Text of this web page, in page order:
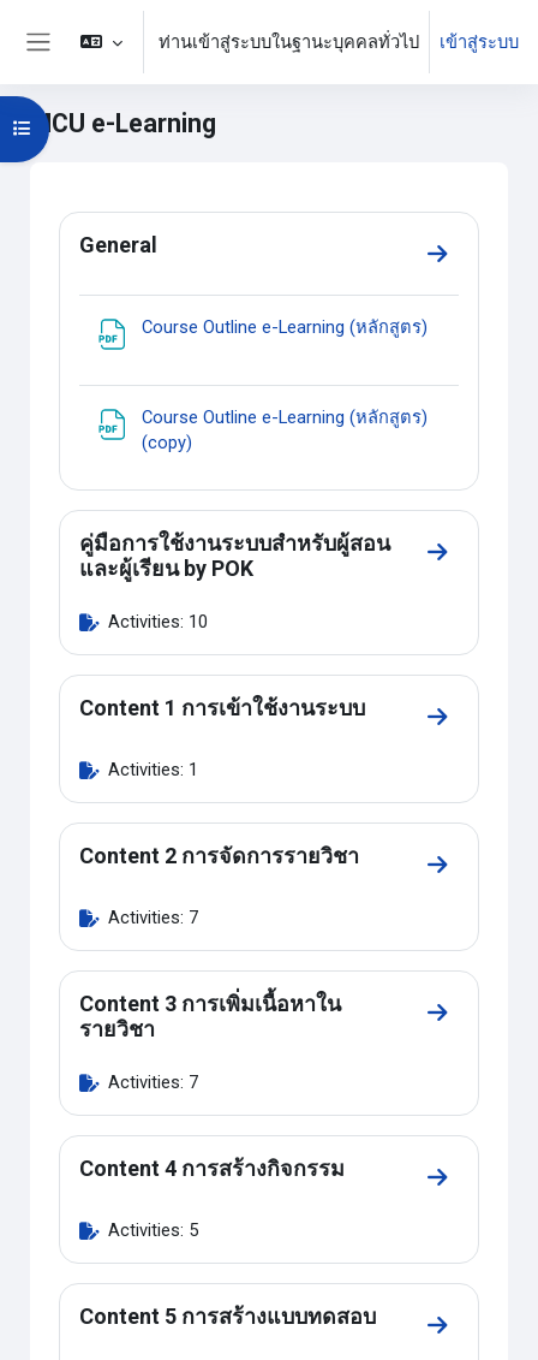
ข้ามไปที่เนื้อหาหลัก
ท่านเข้าสู่ระบบในฐานะบุคคลทั่วไป เข้าสู่ระบบ
MCU e-Learning
บล็อค
Open course index
Section outline
General
Go to
Course Outline e-Learning (หลักสูตร)
Course Outline e-Learning (หลักสูตร)
(copy)
คู่มือการใช้งานระบบสำหรับผู้สอน
และผู้เรียน by POK
Go to
Activities: 10
Content 1 การเข้าใช้งานระบบ
Go to
Activities: 1
Content 2 การจัดการรายวิชา
Go to
Activities: 7
Content 3 การเพิ่มเนื้อหาใน
รายวิชา
Go to
Activities: 7
Content 4 การสร้างกิจกรรม
Go to
Activities: 5
Content 5 การสร้างแบบทดสอบ
Go to